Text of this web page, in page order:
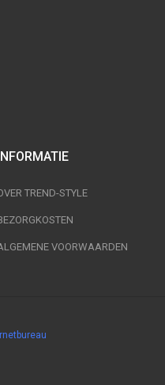
TREND-STYLE
VOORWAARDEN